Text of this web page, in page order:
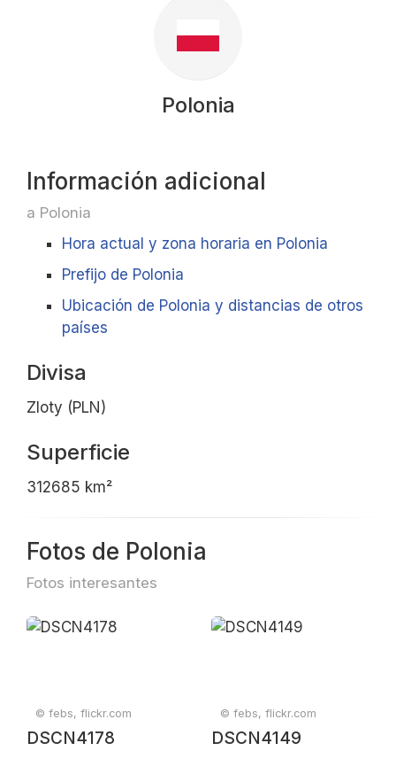
Polonia
Información adicional
a Polonia
Hora actual y zona horaria en Polonia
Prefijo de Polonia
Ubicación de Polonia y distancias de otros
países
Divisa
Zloty (PLN)
Superficie
312685 km²
Fotos de Polonia
Fotos interesantes
© febs, flickr.com
DSCN4178
© febs, flickr.com
DSCN4149